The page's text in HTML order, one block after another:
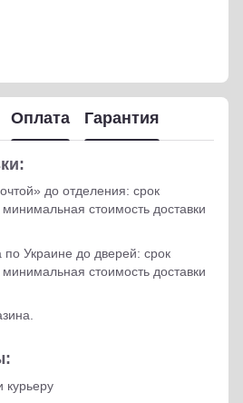
Оплата Гарантия
до отделения: срок
стоимость доставки
по Украине до дверей: срок
стоимость доставки